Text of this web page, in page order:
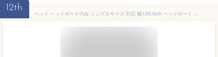
12th
ベッド ヘッドボードのみ シングルサイズ 対応 幅100.5cm ヘッドボード 後付け コンセント付き ヘッドボード単品 ベッド ヘッド ボード 後付け 棚 シングル シンプル デザイン 収納棚 棚 スリム 宮棚 ベッド棚 マットレス棚 本棚 マットレス用 布団用 木製 木目調 送料無料